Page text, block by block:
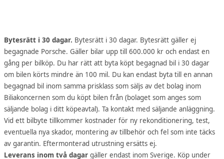
Bytesrätt i 30 dagar. Bytesrätt i 30 dagar. Bytesrätt gäller ej
begagnade Porsche. Gäller bilar upp till 600.000 kr och endast en
gång per bilköp. Du har rätt att byta köpt begagnad bil i 30 dagar
om bilen körts mindre än 100 mil. Du kan endast byta till en annan
begagnad bil inom samma prisklass som säljs av det bolag inom
Biliakoncernen som du köpt bilen från (bolaget som anges som
säljande bolag i ditt köpeavtal). Ta kontakt med säljande anläggning.
Vid ett bilbyte tillkommer kostnader för ny rekonditionering, test,
eventuella nya skador, montering av tillbehör och fel som inte täcks
av garantin. Eftermonterad utrustning ersätts ej.
Leverans inom två dagar gäller endast inom Sverige. Köp under